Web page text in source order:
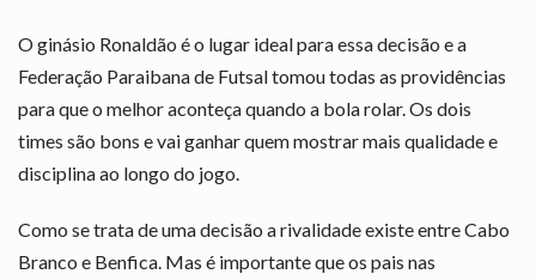
O ginásio Ronaldão é o lugar ideal para essa decisão e a
Federação Paraibana de Futsal tomou todas as providências
para que o melhor aconteça quando a bola rolar. Os dois
times são bons e vai ganhar quem mostrar mais qualidade e
disciplina ao longo do jogo.
Como se trata de uma decisão a rivalidade existe entre Cabo
Branco e Benfica. Mas é importante que os pais nas